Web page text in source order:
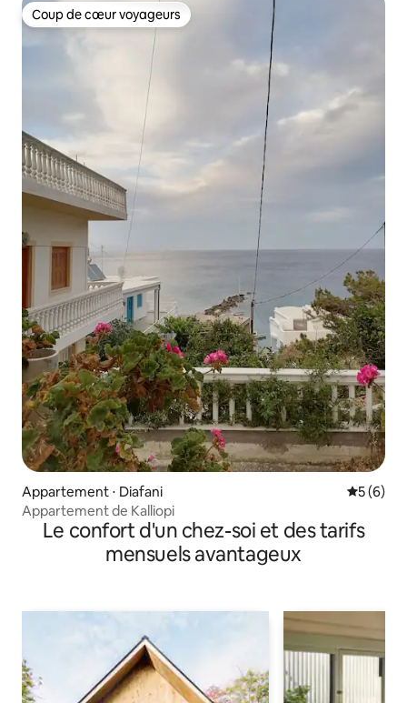
Coup de cœur voyageurs
Coup de cœur voyageurs
Appartement ⋅ Diafani
5 (6)
Appartement de Kalliopi
Le confort d'un chez-soi et des tarifs
mensuels avantageux